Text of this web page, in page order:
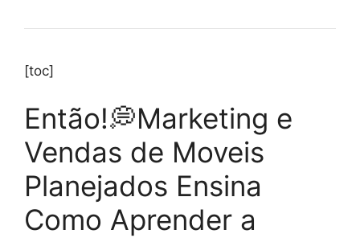
[toc]
Então!💭Marketing e
Vendas de Moveis
Planejados Ensina
Como Aprender a